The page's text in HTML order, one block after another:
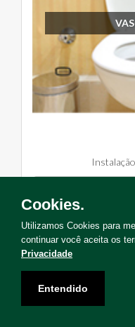
Solicite uma visita
Cookies.
Utilizamos Cookies para
continuar você aceita os
Privacidade
Entendido